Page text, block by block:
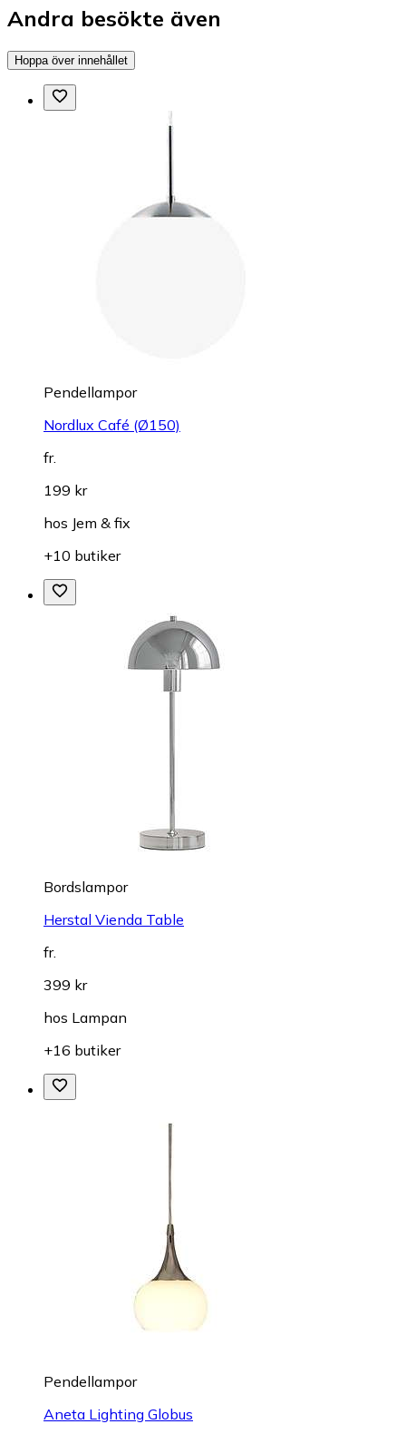
Andra besökte även
Hoppa över innehållet
Pendellampor
Nordlux Café (Ø150)
fr.
199 kr
hos Jem & fix
+10 butiker
Bordslampor
Herstal Vienda Table
fr.
399 kr
hos Lampan
+16 butiker
Pendellampor
Aneta Lighting Globus